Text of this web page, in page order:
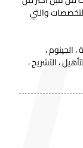
والتي
الجينوم ،
، التشريح ،